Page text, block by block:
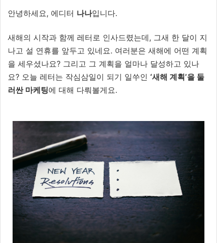
안녕하세요, 에디터 나나입니다.
새해의 시작과 함께 레터로 인사드렸는데, 그새 한 달이 지
나고 설 연휴를 앞두고 있네요. 여러분은 새해에 어떤 계획
을 세우셨나요? 그리고 그 계획을 얼마나 달성하고 있나
요? 오늘 레터는 작심삼일이 되기 일쑤인 ‘새해 계획’을 둘
러싼 마케팅에 대해 다뤄볼게요.